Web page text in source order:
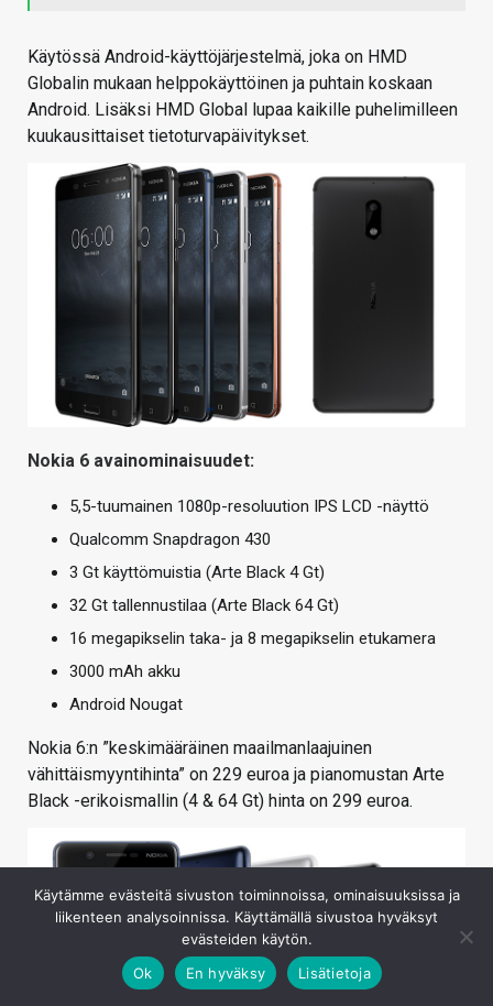
Käytössä Android-käyttöjärjestelmä, joka on HMD
Globalin mukaan helppokäyttöinen ja puhtain koskaan
Android. Lisäksi HMD Global lupaa kaikille puhelimilleen
kuukausittaiset tietoturvapäivitykset.
Nokia 6 avainominaisuudet:
5,5-tuumainen 1080p-resoluution IPS LCD -näyttö
Qualcomm Snapdragon 430
3 Gt käyttömuistia (Arte Black 4 Gt)
32 Gt tallennustilaa (Arte Black 64 Gt)
16 megapikselin taka- ja 8 megapikselin etukamera
3000 mAh akku
Android Nougat
Nokia 6:n ”keskimääräinen maailmanlaajuinen
vähittäismyyntihinta” on 229 euroa ja pianomustan Arte
Black -erikoismallin (4 & 64 Gt) hinta on 299 euroa.
Käytämme evästeitä sivuston toiminnoissa, ominaisuuksissa ja
liikenteen analysoinnissa. Käyttämällä sivustoa hyväksyt
evästeiden käytön.
Ok
En hyväksy Lisätietoja